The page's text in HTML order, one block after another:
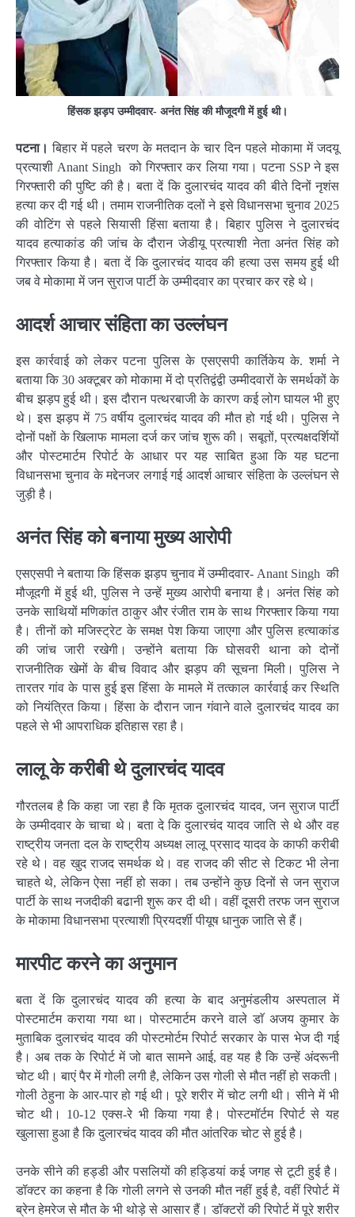
हिंसक झड़प उम्मीदवार- अनंत सिंह की मौजूदगी में हुई थी।
पटना।​ बिहार में पहले चरण के मतदान के चार दिन पहले मोकामा में जदयू
प्रत्याशी Anant Singh को गिरफ्तार कर लिया गया। पटना SSP ने इस
गिरफ्तारी की पुष्टि की है। बता दें कि दुलारचंद यादव की बीते दिनों नृशंस
हत्या कर दी गई थी। तमाम राजनीतिक दलों ने इसे विधानसभा चुनाव 2025
की वोटिंग से पहले सियासी हिंसा बताया है। बिहार पुलिस ने दुलारचंद
यादव हत्याकांड की जांच के दौरान जेडीयू प्रत्याशी नेता अनंत सिंह को
गिरफ्तार किया है। बता दें कि दुलारचंद यादव की हत्या उस समय हुई थी
जब वे मोकामा में जन सुराज पार्टी के उम्मीदवार का प्रचार कर रहे थे।
आदर्श आचार संहिता का उल्लंघन
इस कार्रवाई को लेकर पटना पुलिस के एसएसपी कार्तिकेय के. शर्मा ने
बताया कि 30 अक्टूबर को मोकामा में दो प्रतिद्वंद्वी उम्मीदवारों के समर्थकों के
बीच झड़प हुई थी। इस दौरान पत्थरबाजी के कारण कई लोग घायल भी हुए
थे। इस झड़प में 75 वर्षीय दुलारचंद यादव की मौत हो गई थी। पुलिस ने
दोनों पक्षों के खिलाफ मामला दर्ज कर जांच शुरू की। सबूतों, प्रत्यक्षदर्शियों
और पोस्टमार्टम रिपोर्ट के आधार पर यह साबित हुआ कि यह घटना
विधानसभा चुनाव के मद्देनजर लगाई गई आदर्श आचार संहिता के उल्लंघन से
जुड़ी है।
अनंत सिंह को बनाया मुख्य आरोपी
एसएसपी ने बताया कि हिंसक झड़प चुनाव में उम्मीदवार- Anant Singh की
मौजूदगी में हुई थी, पुलिस ने उन्हें मुख्य आरोपी बनाया है। अनंत सिंह को
उनके साथियों मणिकांत ठाकुर और रंजीत राम के साथ गिरफ्तार किया गया
है। तीनों को मजिस्ट्रेट के समक्ष पेश किया जाएगा और पुलिस हत्याकांड
की जांच जारी रखेगी। उन्होंने बताया कि घोसवरी थाना को दोनों
राजनीतिक खेमों के बीच विवाद और झड़प की सूचना मिली। पुलिस ने
तारतर गांव के पास हुई इस हिंसा के मामले में तत्काल कार्रवाई कर स्थिति
को नियंत्रित किया। हिंसा के दौरान जान गंवाने वाले दुलारचंद यादव का
पहले से भी आपराधिक इतिहास रहा है।
लालू के करीबी थे दुलारचंद यादव
गौरतलब है कि कहा जा रहा है कि मृतक दुलारचंद यादव, जन सुराज पार्टी
के उम्मीदवार के चाचा थे। बता दे कि दुलारचंद यादव जाति से थे और वह
राष्ट्रीय जनता दल के राष्ट्रीय अध्यक्ष लालू प्रसाद यादव के काफी करीबी
रहे थे। वह खुद राजद समर्थक थे। वह राजद की सीट से टिकट भी लेना
चाहते थे, लेकिन ऐसा नहीं हो सका। तब उन्होंने कुछ दिनों से जन सुराज
पार्टी के साथ नजदीकी बढानी शुरू कर दी थी। वहीं दूसरी तरफ जन सुराज
के मोकामा विधानसभा प्रत्याशी प्रियदर्शी पीयूष धानुक जाति से हैं।
मारपीट करने का अनुमान
बता दें कि दुलारचंद यादव की हत्या के बाद अनुमंडलीय अस्पताल में
पोस्टमार्टम कराया गया था। पोस्टमार्टम करने वाले डाॅ अजय कुमार के
मुताबिक दुलारचंद यादव की पोस्टमोर्टम रिपोर्ट सरकार के पास भेज दी गई
है। अब तक के रिपोर्ट में जो बात सामने आई, वह यह है कि उन्हें अंदरूनी
चोट थी। बाएं पैर में गोली लगी है, लेकिन उस गोली से मौत नहीं हो सकती।
गोली ठेहुना के आर-पार हो गई थी। पूरे शरीर में चोट लगी थी। सीने में भी
चोट थी। 10-12 एक्स-रे भी किया गया है। पोस्टमॉर्टम रिपोर्ट से यह
खुलासा हुआ है कि दुलारचंद यादव की मौत आंतरिक चोट से हुई है।
उनके सीने की हड्डी और पसलियों की हड्डियां कई जगह से टूटी हुई है।
डॉक्टर का कहना है कि गोली लगने से उनकी मौत नहीं हुई है, वहीं रिपोर्ट में
ब्रेन हेमरेज से मौत के भी थोड़े से आसार हैं। डॉक्टरों की रिपोर्ट में पूरे शरीर